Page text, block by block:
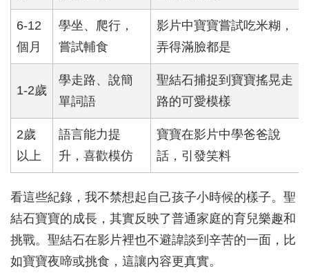
6-12
個月
學坐、爬行，
嘗試輔食
影片中寶寶嘗試吃米糊，
弄得滿臉都是
1-2歲
學走路、說簡
單詞語
聖結石捕捉到寶寶搖晃走
路的可愛模樣
2歲
以上
語言能力提
升，喜歡模仿
寶寶在影片中學爸爸說
話，引發笑料
看這些紀錄，我不禁想起自己孩子小時候的樣子。聖
結石寶寶的成長，其實反映了普通家庭的育兒樂趣和
挑戰。聖結石在影片裡也不避諱談到辛苦的一面，比
如寶寶夜啼或挑食，這讓內容更真實。